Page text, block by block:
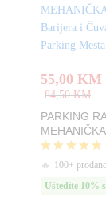
55,00 KM
84,50KM
PARKING
Barijera i
Parking
Ocjenjeno
od 5
🔥
100+
Uštedite 10%